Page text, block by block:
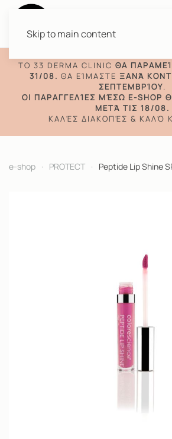
Skip to main content
TO 33 DERMA CLINIC ΘΑ
31/08. ΘΑ ΕΊΜΑΣΤΕ ΞΑΝΆ
ΣΕΠΤΕΜΒΡΊΟΥ.
ΟΙ ΠΑΡΑΓΓΕΛΊΕΣ ΜΈΣΩ E-SHOP
ΜΕΤΆ ΤΙΣ 18/08.
ΚΑΛΈΣ ΔΙΑΚΟΠΈΣ & ΚΑΛΌ
e-shop PROTECT Peptide Lip Shine